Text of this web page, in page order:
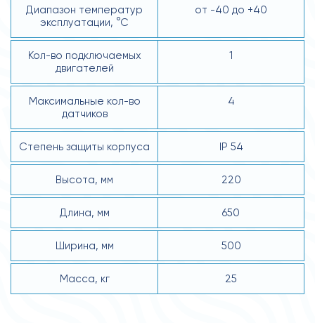
Диапазон температур
эксплуатации, °С
от -40 до +40
Кол-во подключаемых
двигателей
1
Максимальные кол-во
датчиков
4
Степень защиты корпуса IP 54
Высота, мм 220
Длина, мм 650
Ширина, мм 500
Масса, кг 25